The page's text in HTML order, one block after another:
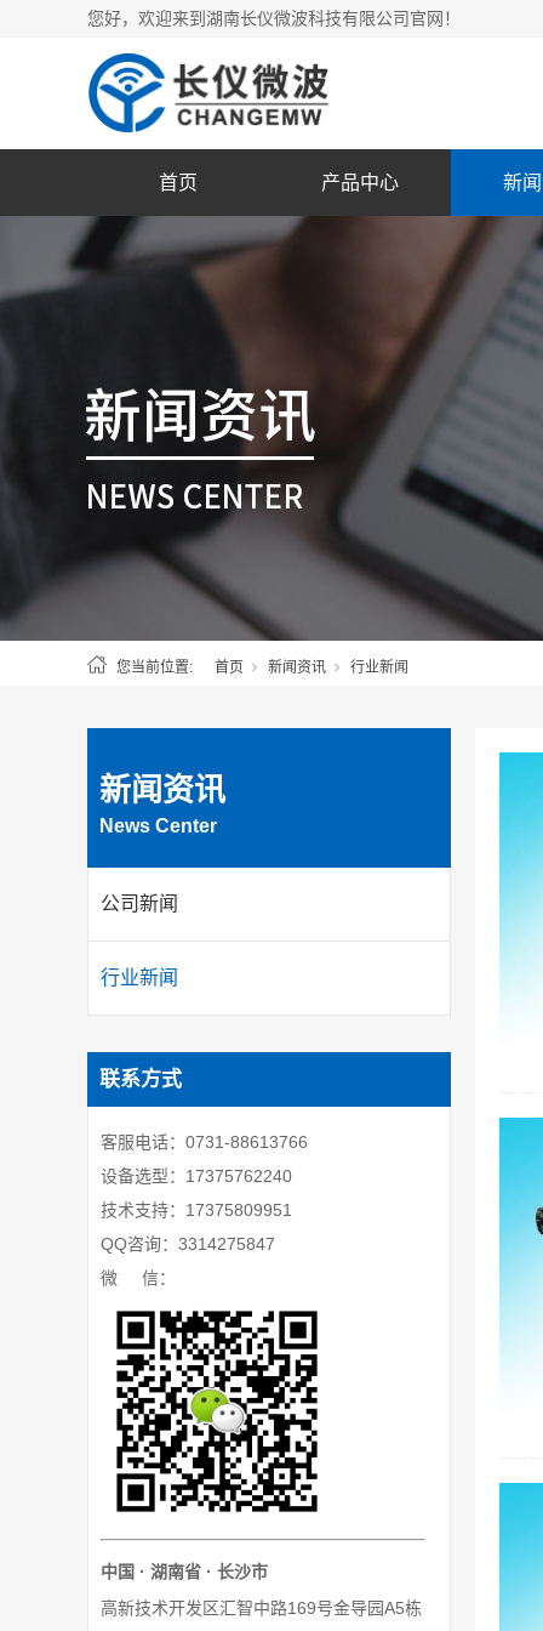
您好，欢迎来到湖南长仪微波科技有限公司官网！
首页 产品中心 新
您当前位置: 首页 新闻资讯 行业新闻
新闻资讯
News Center
公司新闻
行业新闻
联系方式
客服电话：0731-88613766
设备选型：17375762240
技术支持：17375809951
QQ咨询：3314275847
微 信：
中国 · 湖南省 · 长沙市
高新技术开发区汇智中路169号金导园A5栋